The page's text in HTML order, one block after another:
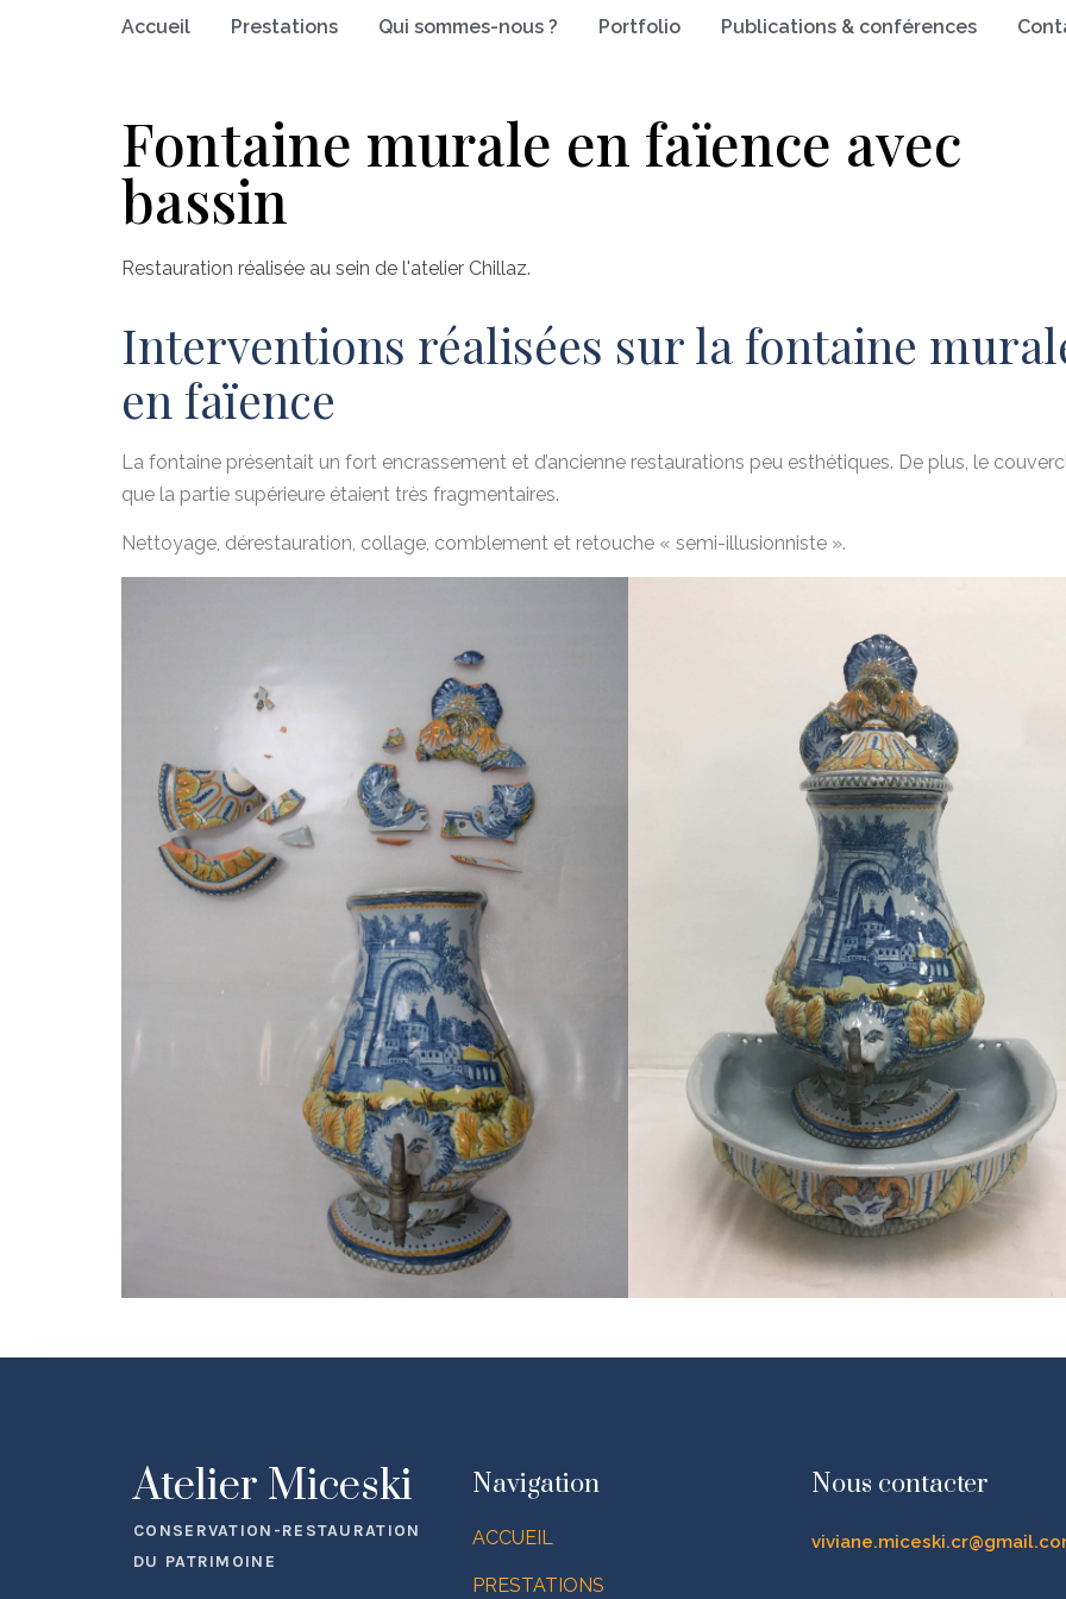
Accueil Prestations Qui sommes-nous ? Portfolio Publications & conférences
Fontaine murale en faïence avec
bassin
Restauration réalisée au sein de l'atelier Chillaz.
Interventions réalisées sur la fontaine
en faïence
La fontaine présentait un fort encrassement et d’ancienne restaurations peu esthétiques. De plus, le
que la partie supérieure étaient très fragmentaires.
Nettoyage, dérestauration, collage, comblement et retouche « semi-illusionniste ».
Atelier Miceski
CONSERVATION-RESTAURATION
DU PATRIMOINE
Navigation
ACCUEIL
PRESTATIONS
Nous contacter